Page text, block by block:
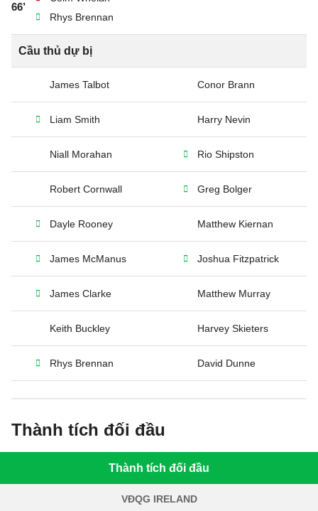
66’
Rhys Brennan
Cầu thủ dự bị
James Talbot Conor Brann
Liam Smith Harry Nevin
Niall Morahan Rio Shipston
Robert Cornwall Greg Bolger
Dayle Rooney Matthew Kiernan
James McManus Joshua Fitzpatrick
James Clarke Matthew Murray
Keith Buckley Harvey Skieters
Rhys Brennan David Dunne
Thành tích đối đầu
Thành tích đối đầu
VĐQG IRELAND